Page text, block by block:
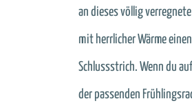
an dieses völlig
mit herrlicher Wärme
Schlussstrich. Wenn du
der passenden